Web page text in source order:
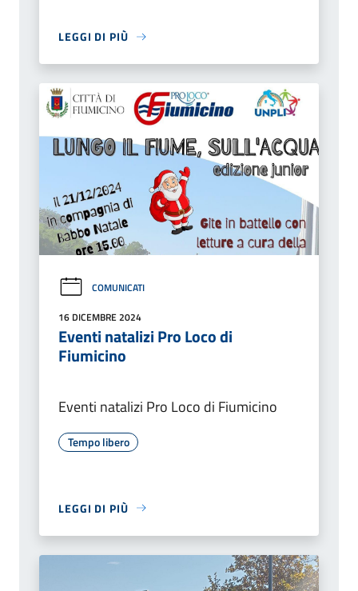
LEGGI DI PIÙ
COMUNICATI
16 DICEMBRE 2024
Eventi natalizi Pro Loco di
Fiumicino
Eventi natalizi Pro Loco di Fiumicino
Tempo libero
LEGGI DI PIÙ